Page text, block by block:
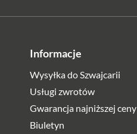
Informacje
Wysyłka do Szwajcarii
Usługi zwrotów
Gwarancja najniższej ceny
Biuletyn